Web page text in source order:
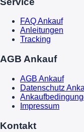
FAQ Ankauf
Anleitungen
Tracking
AGB Ankauf
AGB Ankauf
Datenschutz
Impressum
Kontakt